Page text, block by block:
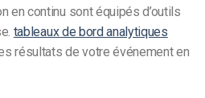
continu sont équipés d’outils
tableaux de bord analytiques
résultats de votre événement en